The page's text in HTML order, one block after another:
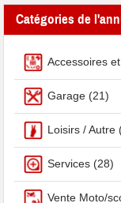
Catégories de
Accessoires
Garage (21)
Loisirs / Autre
Services (28)
Vente Moto/